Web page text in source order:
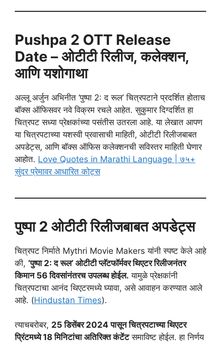
Pushpa 2 OTT Release
Date – ओटीटी रिलीज, कलेक्शन,
आणि यशोगाथा
अल्लू अर्जुन अभिनीत ‘पुष्पा 2: द रूल’ चित्रपटाने प्रदर्शित होताच
बॉक्स ऑफिसवर नवे विक्रम रचले आहेत. सुकुमार दिग्दर्शित हा
चित्रपट सध्या प्रेक्षकांच्या पसंतीस उतरला आहे. या लेखात आपण
या चित्रपटाच्या यशस्वी प्रवासाची माहिती, ओटीटी रिलीजबाबत
अपडेट्स, आणि बॉक्स ऑफिस कलेक्शनची सविस्तर माहिती घेणार
आहोत. Love Quotes in Marathi Language | ७५+
सुंदर प्रेमावर आधारित कोट्स
पुष्पा 2 ओटीटी रिलीजबाबत अपडेट्स
चित्रपट निर्माते Mythri Movie Makers यांनी स्पष्ट केले आहे
की, ‘पुष्पा 2: द रूल’ ओटीटी प्लॅटफॉर्मवर थिएटर रिलीजनंतर
किमान 56 दिवसांनंतरच उपलब्ध होईल. यामुळे प्रेक्षकांनी
चित्रपटाचा आनंद थिएटरमध्ये घ्यावा, असे आवाहन करण्यात आले
आहे. (Hindustan Times).
त्याचबरोबर, 25 डिसेंबर 2024 पासून चित्रपटाच्या थिएटर
प्रिंटमध्ये 18 मिनिटांचा अतिरिक्त कंटेंटसमाविष्ट होईल. हा निर्णय